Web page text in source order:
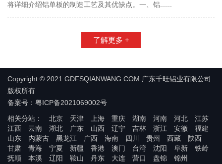
将详细介绍铝单板的制造工艺及其优缺点。一、铝......
了解更多 +
Copyright © 2021 GDFSQIANWANG.COM 广东千旺铝业有限公司
版权所有
备案号：粤ICP备2021069002号
相关分站：
北京 天津 上海 重庆 湖南 河南 河北
江苏
江西
云南 湖北 广东 山西 辽宁 吉林 浙江 安徽
福建
山东
内蒙古 黑龙江 广西 海南 四川 贵州 西藏
陕西
甘肃
青海 宁夏 新疆 香港 澳门 台湾 沈阳 阜新
铁岭
抚顺
本溪 辽阳 鞍山 丹东 大连 营口 盘锦 锦州